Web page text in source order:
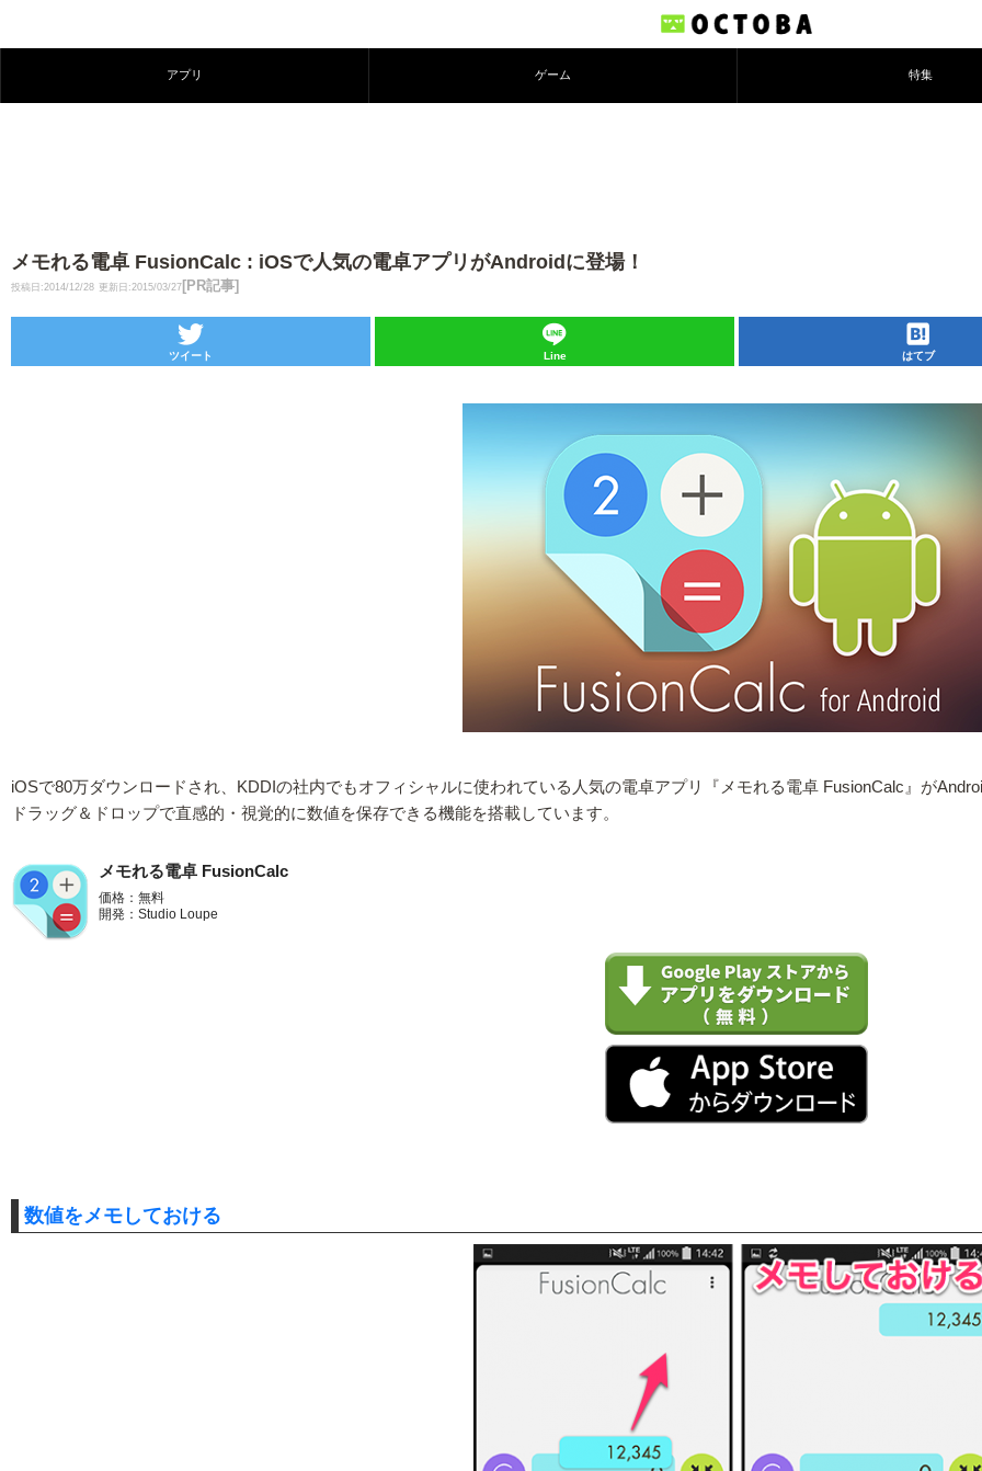
アプリ ゲーム 特集
メモれる電卓 FusionCalc : iOSで人気の電卓アプリがAndroidに登場！
投稿日:2014/12/28 更新日:2015/03/27 [PR記事]
ツイート Line はてブ
iOSで80万ダウンロードされ、KDDIの社内でもオフィシャルに使われている人気の電卓アプリ『メモれる電卓 FusionCalc』が
ドラッグ＆ドロップで直感的・視覚的に数値を保存できる機能を搭載しています。
メモれる電卓 FusionCalc
価格：無料
開発：Studio Loupe
数値をメモしておける